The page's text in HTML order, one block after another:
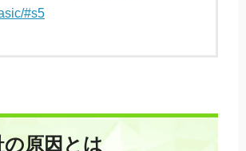
#s5
原因とは